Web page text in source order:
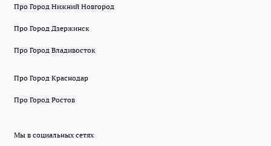
Про Город Нижний Новгород
Про Город Дзержинск
Про Город Владивосток
Про Город Краснодар
Про Город Ростов
Мы в социальных сетях